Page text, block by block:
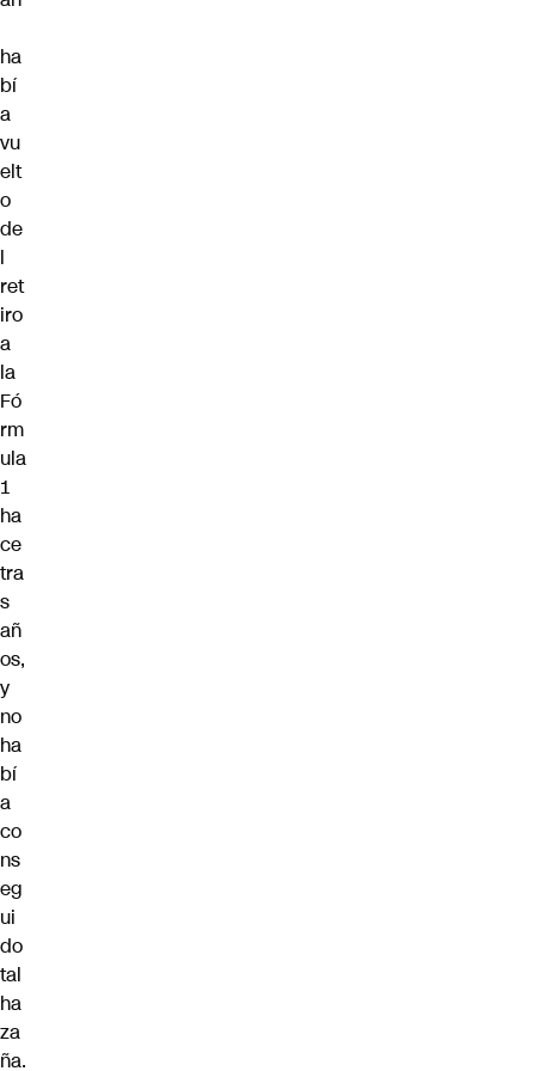
ha
bí
a
vu
elt
o
de
l
ret
iro
a
la
Fó
rm
ula
1
ha
ce
tra
s
añ
os,
y
no
ha
bí
a
co
ns
eg
ui
do
tal
ha
za
ña.